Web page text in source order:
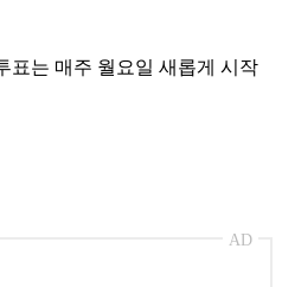
표는 매주 월요일 새롭게 시작
AD